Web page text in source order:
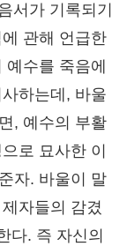
서가 기록되기
관해 언급한
수를 죽음에
하는데, 바울
, 예수의 부활
로 묘사한 이
자. 바울이 말
자들의 감겼
다. 즉 자신의